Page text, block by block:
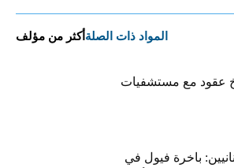
المواد ذات الصلة أكثر من مؤلف
عقود مع مستشفيات
باخرة فيول في